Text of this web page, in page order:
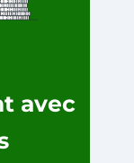
avec